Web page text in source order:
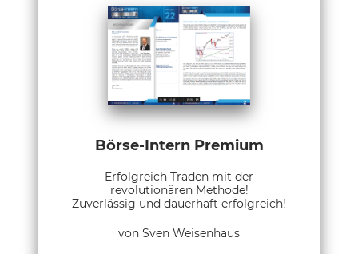
Börse-Intern Premium
Erfolgreich Traden mit der
revolutionären Methode!
Zuverlässig und dauerhaft erfolgreich!
von Sven Weisenhaus